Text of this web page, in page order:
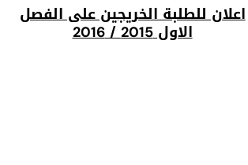
اعلان للطلبة الخريجين على الفصل
الاول 2015 / 2016